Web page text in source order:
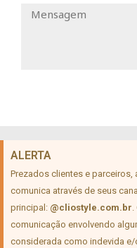
ALERTA
Prezados clientes e parceiros,
comunica através de seus
principal: @cliostyle.com.br.
comunicação envolvendo
considerada como indevida